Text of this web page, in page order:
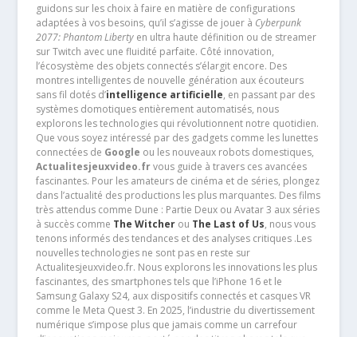
guidons sur les choix à faire en matière de configurations
adaptées à vos besoins, qu’il s’agisse de jouer à Cyberpunk
2077: Phantom Libertyen ultra haute définition ou de streamer
sur Twitch avec une fluidité parfaite. Côté innovation,
l’écosystème des objets connectés s’élargit encore. Des
montres intelligentes de nouvelle génération aux écouteurs
sans fil dotés d’intelligence artificielle, en passant par des
systèmes domotiques entièrement automatisés, nous
explorons les technologies qui révolutionnent notre quotidien.
Que vous soyez intéressé par des gadgets comme les lunettes
connectées de Google ou les nouveaux robots domestiques,
Actualitesjeuxvideo.frvous guide à travers ces avancées
fascinantes. Pour les amateurs de cinéma et de séries, plongez
dans l’actualité des productions les plus marquantes. Des films
très attendus comme Dune : Partie Deux ou Avatar 3 aux séries
à succès comme The Witcherou The Last of Us, nous vous
tenons informés des tendances et des analyses critiques .Les
nouvelles technologies ne sont pas en reste sur
Actualitesjeuxvideo.fr. Nous explorons les innovations les plus
fascinantes, des smartphones tels que l’iPhone 16 et le
Samsung Galaxy S24, aux dispositifs connectés et casques VR
comme le Meta Quest 3. En 2025, l’industrie du divertissement
numérique s’impose plus que jamais comme un carrefour